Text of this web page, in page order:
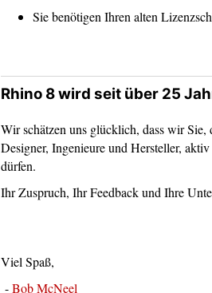
Sie benötigen Ihren alten
Rhino 8 wird seit über 25
Wir schätzen uns glücklich, dass wir Sie,
Designer, Ingenieure und Hersteller,
dürfen.
Ihr Zuspruch, Ihr Feedback und Ihre
Viel Spaß,
-Bob McNeel